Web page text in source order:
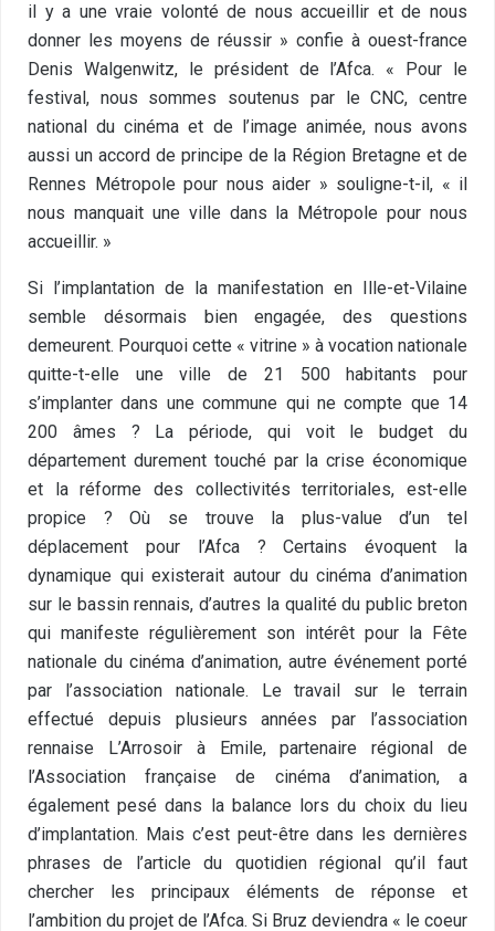
il y a une vraie volonté de nous accueillir et de nous
donner les moyens de réussir » confie à ouest-france
Denis Walgenwitz, le président de l’Afca. « Pour le
festival, nous sommes soutenus par le CNC, centre
national du cinéma et de l’image animée, nous avons
aussi un accord de principe de la Région Bretagne et de
Rennes Métropole pour nous aider » souligne-t-il, « il
nous manquait une ville dans la Métropole pour nous
accueillir. »
Si l’implantation de la manifestation en Ille-et-Vilaine
semble désormais bien engagée, des questions
demeurent. Pourquoi cette « vitrine » à vocation nationale
quitte-t-elle une ville de 21 500 habitants pour
s’implanter dans une commune qui ne compte que 14
200 âmes ? La période, qui voit le budget du
département durement touché par la crise économique
et la réforme des collectivités territoriales, est-elle
propice ? Où se trouve la plus-value d’un tel
déplacement pour l’Afca ? Certains évoquent la
dynamique qui existerait autour du cinéma d’animation
sur le bassin rennais, d’autres la qualité du public breton
qui manifeste régulièrement son intérêt pour la Fête
nationale du cinéma d’animation, autre événement porté
par l’association nationale. Le travail sur le terrain
effectué depuis plusieurs années par l’association
rennaise L’Arrosoir à Emile, partenaire régional de
l’Association française de cinéma d’animation, a
également pesé dans la balance lors du choix du lieu
d’implantation. Mais c’est peut-être dans les dernières
phrases de l’article du quotidien régional qu’il faut
chercher les principaux éléments de réponse et
l’ambition du projet de l’Afca. Si Bruz deviendra « le coeur